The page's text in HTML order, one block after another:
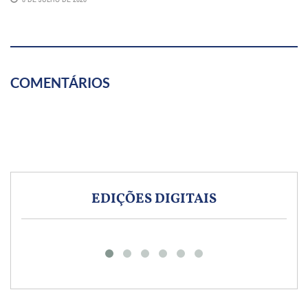
COMENTÁRIOS
EDIÇÕES DIGITAIS